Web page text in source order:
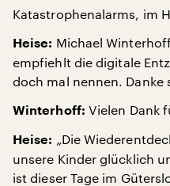
Katastrophenalarms, im
Heise: Michael
empfiehlt die digitale
doch mal nennen.
Winterhoff: Vielen Dank
Heise: „Die
unsere Kinder glücklich
ist dieser Tage im